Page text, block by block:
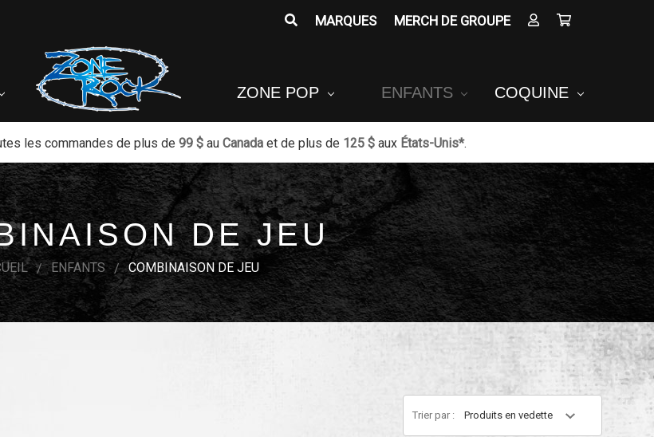
MARQUES MERCH DE GROUPE
ZONE POP ENFANTS COQUINE
les commandes de plus de 99 $au Canadaet de plus de 125 $aux États-Unis*.
DE JEU
ENFANTS COMBINAISON DE JEU
Trier par :